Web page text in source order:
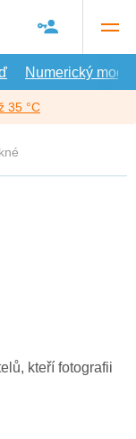
Numerický model
35 °C
kteří fotografii